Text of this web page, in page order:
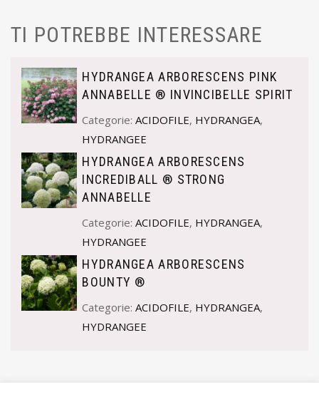
TI POTREBBE INTERESSARE
HYDRANGEA ARBORESCENS PINK
ANNABELLE ® INVINCIBELLE SPIRIT
Categorie:ACIDOFILE, HYDRANGEA,
HYDRANGEE
HYDRANGEA ARBORESCENS
INCREDIBALL ® STRONG
ANNABELLE
Categorie:ACIDOFILE, HYDRANGEA,
HYDRANGEE
HYDRANGEA ARBORESCENS
BOUNTY ®
Categorie:ACIDOFILE, HYDRANGEA,
HYDRANGEE